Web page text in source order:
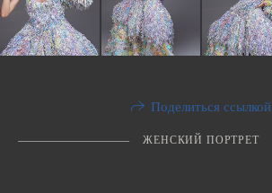
Поделиться ссылкой
ЖЕНСКИЙ ПОРТРЕТ